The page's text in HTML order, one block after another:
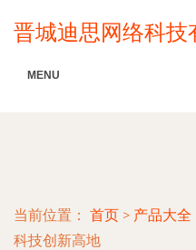
晋城迪思网络科技
MENU
当前位置： 首页 > 产品大全
科技创新高地